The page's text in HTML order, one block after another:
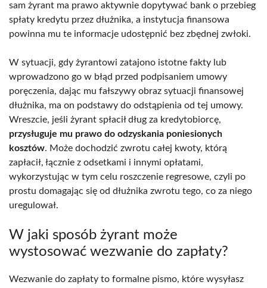
sam żyrant ma prawo aktywnie dopytywać bank o przebieg
spłaty kredytu przez dłużnika, a instytucja finansowa
powinna mu te informacje udostępnić bez zbędnej zwłoki.
W sytuacji, gdy żyrantowi zatajono istotne fakty lub
wprowadzono go w błąd przed podpisaniem umowy
poręczenia, dając mu fałszywy obraz sytuacji finansowej
dłużnika, ma on podstawy do odstąpienia od tej umowy.
Wreszcie, jeśli żyrant spłacił dług za kredytobiorcę,
przysługuje mu prawo do odzyskania poniesionych
kosztów. Może dochodzić zwrotu całej kwoty, którą
zapłacił, łącznie z odsetkami i innymi opłatami,
wykorzystując w tym celu roszczenie regresowe, czyli po
prostu domagając się od dłużnika zwrotu tego, co za niego
uregulował.
W jaki sposób żyrant może
wystosować wezwanie do zapłaty?
Wezwanie do zapłaty to formalne pismo, które wysyłasz